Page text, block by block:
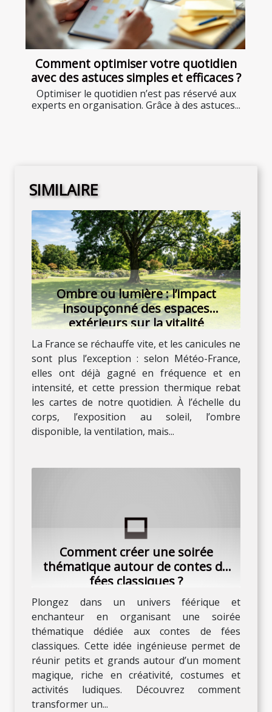
Comment optimiser votre quotidien
avec des astuces simples et efficaces ?
Optimiser le quotidien n’est pas réservé aux
experts en organisation. Grâce à des astuces...
SIMILAIRE
Ombre ou lumière : l’impact
insoupçonné des espaces
extérieurs sur la vitalité
La France se réchauffe vite, et les canicules ne
sont plus l’exception : selon Météo-France,
elles ont déjà gagné en fréquence et en
intensité, et cette pression thermique rebat
les cartes de notre quotidien. À l’échelle du
corps, l’exposition au soleil, l’ombre
disponible, la ventilation, mais...
Comment créer une soirée
thématique autour de contes de
fées classiques ?
Plongez dans un univers féérique et
enchanteur en organisant une soirée
thématique dédiée aux contes de fées
classiques. Cette idée ingénieuse permet de
réunir petits et grands autour d’un moment
magique, riche en créativité, costumes et
activités ludiques. Découvrez comment
transformer un...